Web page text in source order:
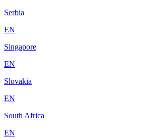
Serbia
EN
Singapore
EN
Slovakia
EN
South Africa
EN